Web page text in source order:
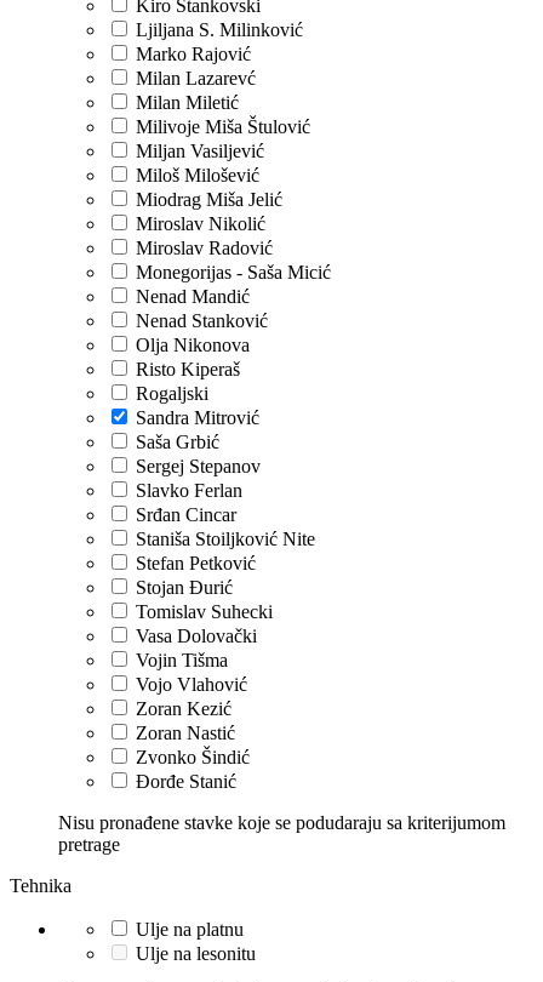
Kiro Stankovski
Ljiljana S. Milinković
Marko Rajović
Milan Lazarevć
Milan Miletić
Milivoje Miša Štulović
Miljan Vasiljević
Miloš Milošević
Miodrag Miša Jelić
Miroslav Nikolić
Miroslav Radović
Monegorijas - Saša Micić
Nenad Mandić
Nenad Stanković
Olja Nikonova
Risto Kiperaš
Rogaljski
Sandra Mitrović
Saša Grbić
Sergej Stepanov
Slavko Ferlan
Srđan Cincar
Staniša Stoiljković Nite
Stefan Petković
Stojan Đurić
Tomislav Suhecki
Vasa Dolovački
Vojin Tišma
Vojo Vlahović
Zoran Kezić
Zoran Nastić
Zvonko Šindić
Đorđe Stanić
Nisu pronađene stavke koje se podudaraju sa kriterijumom
pretrage
Tehnika
Ulje na platnu
Ulje na lesonitu